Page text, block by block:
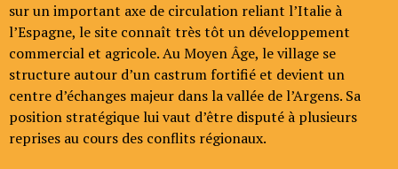
sur un important axe de circulation reliant l’Italie à
l’Espagne, le site connaît très tôt un développement
commercial et agricole. Au Moyen Âge, le village se
structure autour d’un castrum fortifié et devient un
centre d’échanges majeur dans la vallée de l’Argens. Sa
position stratégique lui vaut d’être disputé à plusieurs
reprises au cours des conflits régionaux.